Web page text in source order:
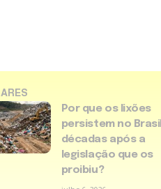
Por que os lixões
persistem no Brasil
décadas após a
legislação que os
proibiu?